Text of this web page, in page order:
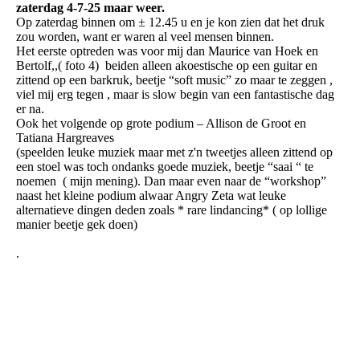
zaterdag 4-7-25 maar weer.
Op zaterdag binnen om ± 12.45 u en je kon zien dat het druk
zou worden, want er waren al veel mensen binnen.
Het eerste optreden was voor mij dan Maurice van Hoek en
Bertolf,,( foto 4) beiden alleen akoestische op een guitar en
zittend op een barkruk, beetje “soft music” zo maar te zeggen ,
viel mij erg tegen , maar is slow begin van een fantastische dag
er na.
Ook het volgende op grote podium – Allison de Groot en
Tatiana Hargreaves
(speelden leuke muziek maar met z'n tweetjes alleen zittend op
een stoel was toch ondanks goede muziek, beetje “saai “ te
noemen ( mijn mening). Dan maar even naar de “workshop”
naast het kleine podium alwaar Angry Zeta wat leuke
alternatieve dingen deden zoals * rare lindancing* ( op lollige
manier beetje gek doen)
.